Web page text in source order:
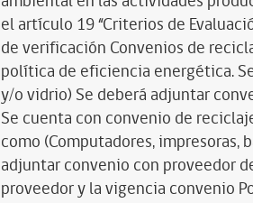
el artículo 19 “Criterios de
de verificación Convenios de
política de eficiencia energética.
y/o vidrio) Se deberá adjuntar
Se cuenta con convenio de
como (Computadores,
adjuntar convenio con proveedor
proveedor y la vigencia convenio